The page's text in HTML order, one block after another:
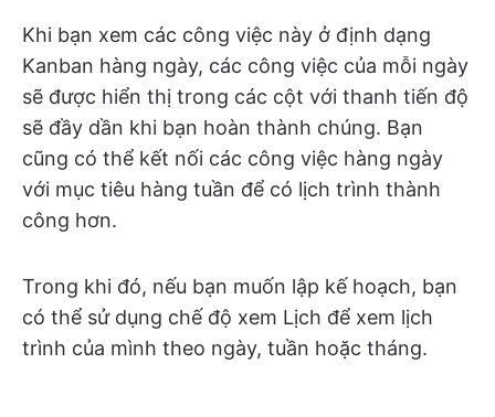
Khi bạn xem các công việc này ở định dạng
Kanban hàng ngày, các công việc của mỗi ngày
sẽ được hiển thị trong các cột với thanh tiến độ
sẽ đầy dần khi bạn hoàn thành chúng. Bạn
cũng có thể kết nối các công việc hàng ngày
với mục tiêu hàng tuần để có lịch trình thành
công hơn.
Trong khi đó, nếu bạn muốn lập kế hoạch, bạn
có thể sử dụng chế độ xem Lịch để xem lịch
trình của mình theo ngày, tuần hoặc tháng.